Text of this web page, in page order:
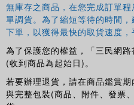
無庫存之商品，在您完成訂單
單調貨。為了縮短等待的時間
下單，以獲得最快的取貨速度，
為了保護您的權益，「三民網路
(收到商品為起始日)。
若要辦理退貨，請在商品鑑賞
與完整包裝(商品、附件、發票